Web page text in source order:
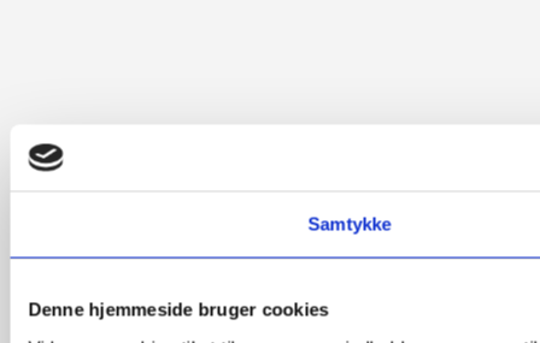
Samtykke
Denne hjemmeside bruger cookies